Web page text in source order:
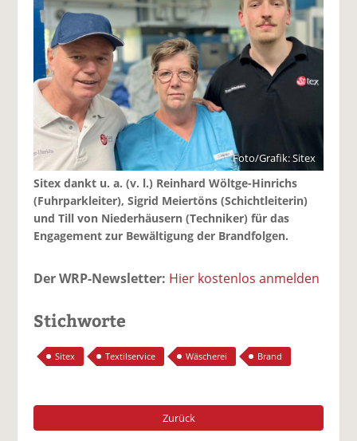
Foto/Grafik: Sitex
Sitex dankt u. a. (v. l.) Reinhard Wöltge-Hinrichs
(Fuhrparkleiter), Sigrid Meiertöns (Schichtleiterin)
und Till von Niederhäusern (Techniker) für das
Engagement zur Bewältigung der Brandfolgen.
Der WRP-Newsletter: Hier kostenlos anmelden
Stichworte
Sitex Textilservice Wäscherei Brand
Zurück